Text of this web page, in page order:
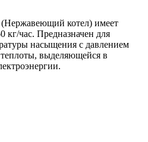
котел) имеет
кг/час. Предназначен для
насыщения с давлением
выделяющейся в